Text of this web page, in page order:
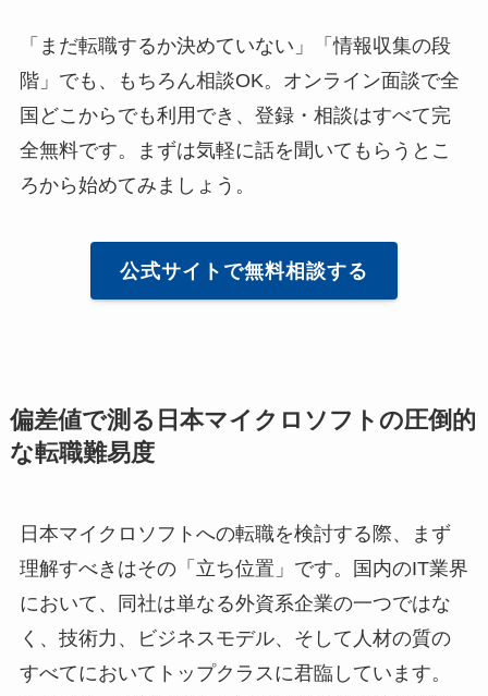
「まだ転職するか決めていない」「情報収集の段
階」でも、もちろん相談OK。オンライン面談で全
国どこからでも利用でき、登録・相談はすべて完
全無料です。まずは気軽に話を聞いてもらうとこ
ろから始めてみましょう。
公式サイトで無料相談する
偏差値で測る日本マイクロソフトの圧倒的
な転職難易度
日本マイクロソフトへの転職を検討する際、まず
理解すべきはその「立ち位置」です。国内のIT業界
において、同社は単なる外資系企業の一つではな
く、技術力、ビジネスモデル、そして人材の質の
すべてにおいてトップクラスに君臨しています。